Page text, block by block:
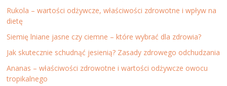
Rukola – wartości odżywcze, właściwości zdrowotne i wpływ na
dietę
Siemię lniane jasne czy ciemne – które wybrać dla zdrowia?
Jak skutecznie schudnąć jesienią? Zasady zdrowego odchudzania
Ananas – właściwości zdrowotne i wartości odżywcze owocu
tropikalnego